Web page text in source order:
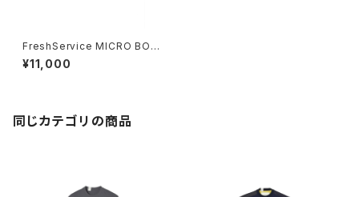
FreshService MICRO BOR
DER L/S TEE
¥11,000
同じカテゴリの商品